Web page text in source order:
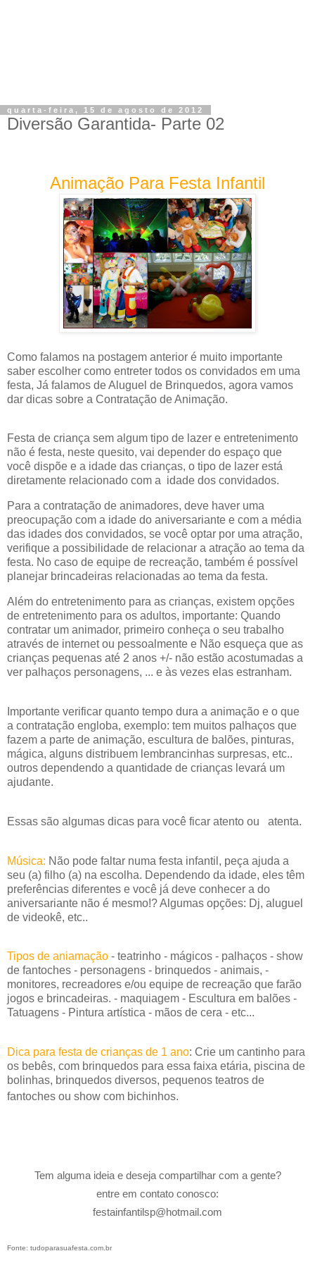
quarta-feira, 15 de agosto de 2012
Diversão Garantida- Parte 02
Animação Para Festa Infantil
Como falamos na postagem anterior é muito importante
saber escolher como entreter todos os convidados em uma
festa, Já falamos de Aluguel de Brinquedos, agora vamos
dar dicas sobre a Contratação de Animação.
Festa de criança sem algum tipo de lazer e entretenimento
não é festa, neste quesito, vai depender do espaço que
você dispõe e a idade das crianças, o tipo de lazer está
diretamente relacionado com a idade dos convidados.
Para a contratação de animadores, deve haver uma
preocupação com a idade do aniversariante e com a média
das idades dos convidados, se você optar por uma atração,
verifique a possibilidade de relacionar a atração ao tema da
festa. No caso de equipe de recreação, também é possível
planejar brincadeiras relacionadas ao tema da festa.
Além do entretenimento para as crianças, existem opções
de entretenimento para os adultos, importante: Quando
contratar um animador, primeiro conheça o seu trabalho
através de internet ou pessoalmente e Não esqueça que as
crianças pequenas até 2 anos +/- não estão acostumadas a
ver palhaços personagens, ... e às vezes elas estranham.
Importante verificar quanto tempo dura a animação e o que
a contratação engloba, exemplo: tem muitos palhaços que
fazem a parte de animação, escultura de balões, pinturas,
mágica, alguns distribuem lembrancinhas surpresas, etc..
outros dependendo a quantidade de crianças levará um
ajudante.
Essas são algumas dicas para você ficar atento ou atenta.
Música: Não pode faltar numa festa infantil, peça ajuda a
seu (a) filho (a) na escolha. Dependendo da idade, eles têm
preferências diferentes e você já deve conhecer a do
aniversariante não é mesmo!? Algumas opções: Dj, aluguel
de videokê, etc..
Tipos de aniamação - teatrinho - mágicos - palhaços - show
de fantoches - personagens - brinquedos - animais, -
monitores, recreadores e/ou equipe de recreação que farão
jogos e brincadeiras. - maquiagem - Escultura em balões -
Tatuagens - Pintura artística - mãos de cera - etc...
Dica para festa de crianças de 1 ano: Crie um cantinho para
os bebês, com brinquedos para essa faixa etária, piscina de
bolinhas, brinquedos diversos, pequenos teatros de
fantoches ou show com bichinhos.
Tem alguma ideia e deseja compartilhar com a gente?
entre em contato conosco:
festainfantilsp@hotmail.com
Fonte: tudoparasuafesta.com.br